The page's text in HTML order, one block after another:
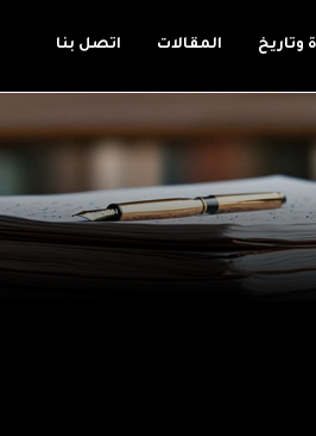
وتاريخ المقالات اتصل بنا